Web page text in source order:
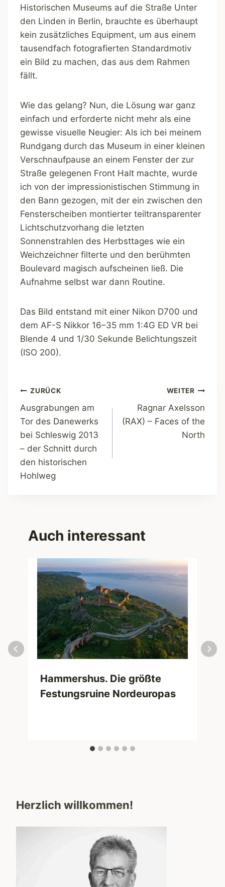
Historischen Museums auf die Straße Unter
den Linden in Berlin, brauchte es überhaupt
kein zusätzliches Equipment, um aus einem
tausendfach fotografierten Standardmotiv
ein Bild zu machen, das aus dem Rahmen
fällt.
Wie das gelang? Nun, die Lösung war ganz
einfach und erforderte nicht mehr als eine
gewisse visuelle Neugier: Als ich bei meinem
Rundgang durch das Museum in einer kleinen
Verschnaufpause an einem Fenster der zur
Straße gelegenen Front Halt machte, wurde
ich von der impressionistischen Stimmung in
den Bann gezogen, mit der ein zwischen den
Fensterscheiben montierter teiltransparenter
Lichtschutzvorhang die letzten
Sonnenstrahlen des Herbsttages wie ein
Weichzeichner filterte und den berühmten
Boulevard magisch aufscheinen ließ. Die
Aufnahme selbst war dann Routine.
Das Bild entstand mit einer Nikon D700 und
dem AF-S Nikkor 16–35 mm 1:4G ED VR bei
Blende 4 und 1/30 Sekunde Belichtungszeit
(ISO 200).
Beitragsnavigation
ZURÜCK
Ausgrabungen am
Tor des Danewerks
bei Schleswig 2013
– der Schnitt durch
den historischen
Hohlweg
WEITER
Ragnar Axelsson
(RAX) – Faces of the
North
Auch interessant
Hammershus. Die größte
Festungsruine Nordeuropas
Herzlich willkommen!